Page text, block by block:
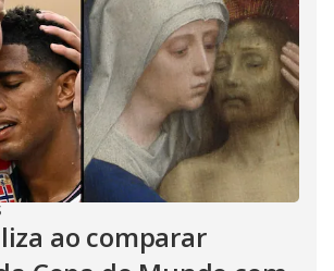
ao comparar